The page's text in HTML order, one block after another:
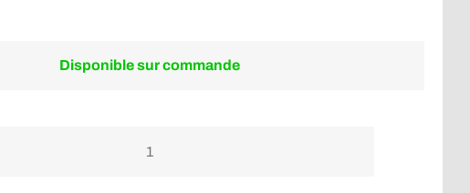
Disponible sur commande
quantité